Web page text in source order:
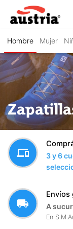
Hombre Mujer
devices
3 y 6
local_shipping
Envíos
A
En